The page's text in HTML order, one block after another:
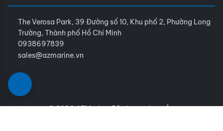
The Verosa Park, 39 Đường số 10, Khu phố 2, Phường Long
Trường, Thành phố Hồ Chí Minh
0938697839
sales@azmarine.vn
© 2026 AZMarine. Bảo lưu mọi quyền.